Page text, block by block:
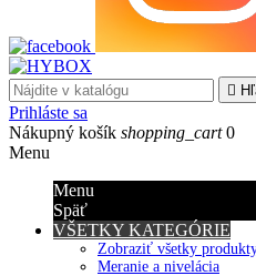

Prihláste sa
Nákupný košík shopping_cart 0
Menu
Menu
Späť
VŠETKY KATEGÓRIE
Zobraziť všetky
Meranie a nivelácia